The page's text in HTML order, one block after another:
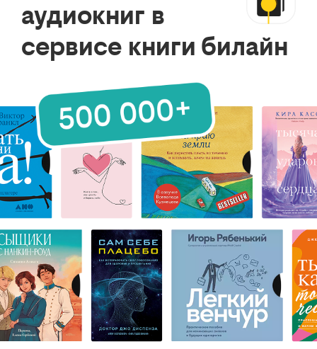
аудиокниг в
сервисе книги билайн